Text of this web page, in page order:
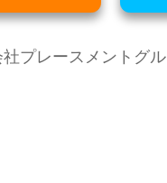
プレースメントグ